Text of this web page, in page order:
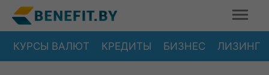
КУРСЫ ВАЛЮТ КРЕДИТЫ БИЗНЕС ЛИЗИНГ